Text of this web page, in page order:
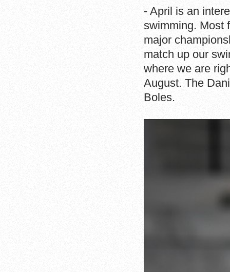
- April is an
swimming. Most
major
match up our
where we are
August. The
Boles.